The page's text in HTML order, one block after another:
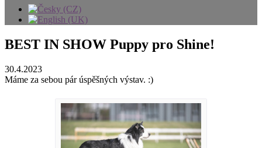
BEST IN SHOW Puppy pro Shine!
30.4.2023
Máme za sebou pár úspěšných výstav. :)